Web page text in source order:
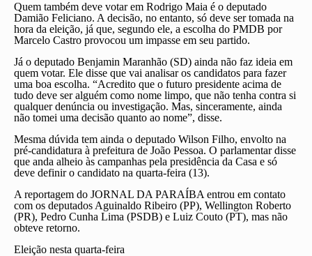
Quem também deve votar em Rodrigo Maia é o deputado
Damião Feliciano. A decisão, no entanto, só deve ser tomada na
hora da eleição, já que, segundo ele, a escolha do PMDB por
Marcelo Castro provocou um impasse em seu partido.
Já o deputado Benjamin Maranhão (SD) ainda não faz ideia em
quem votar. Ele disse que vai analisar os candidatos para fazer
uma boa escolha. “Acredito que o futuro presidente acima de
tudo deve ser alguém como nome limpo, que não tenha contra si
qualquer denúncia ou investigação. Mas, sinceramente, ainda
não tomei uma decisão quanto ao nome”, disse.
Mesma dúvida tem ainda o deputado Wilson Filho, envolto na
pré-candidatura à prefeitura de João Pessoa. O parlamentar disse
que anda alheio às campanhas pela presidência da Casa e só
deve definir o candidato na quarta-feira (13).
A reportagem do JORNAL DA PARAÍBA entrou em contato
com os deputados Aguinaldo Ribeiro (PP), Wellington Roberto
(PR), Pedro Cunha Lima (PSDB) e Luiz Couto (PT), mas não
obteve retorno.
Eleição nesta quarta-feira